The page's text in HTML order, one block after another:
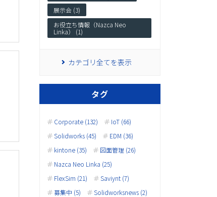
展示会 (3)
お役立ち情報（Nazca Neo
Linka） (1)
カテゴリ全てを表示
タグ
Corporate (132)
IoT (66)
Solidworks (45)
EDM (36)
kintone (35)
図面管理 (26)
Nazca Neo Linka (25)
FlexSim (21)
Saviynt (7)
募集中 (5)
Solidworksnews (2)